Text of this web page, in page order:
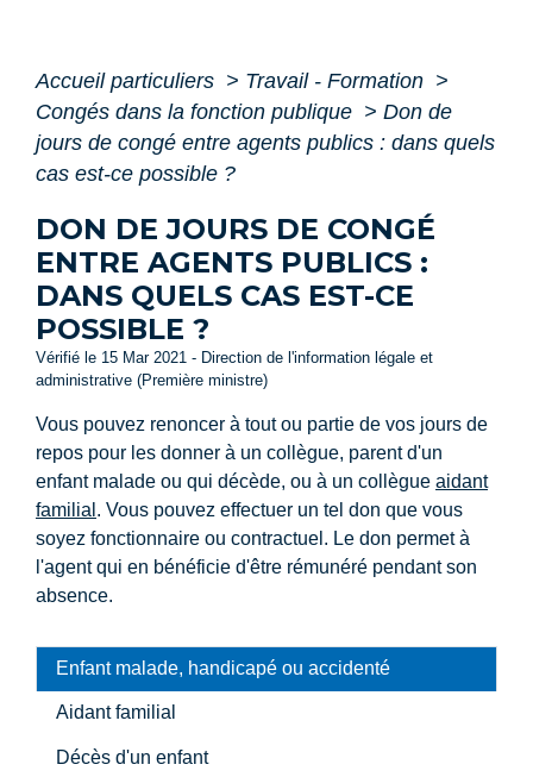
Accueil particuliers > Travail - Formation >
Congés dans la fonction publique > Don de
jours de congé entre agents publics : dans quels
cas est-ce possible ?
DON DE JOURS DE CONGÉ
ENTRE AGENTS PUBLICS :
DANS QUELS CAS EST-CE
POSSIBLE ?
Vérifié le 15 Mar 2021 - Direction de l'information légale et
administrative (Première ministre)
Vous pouvez renoncer à tout ou partie de vos jours de
repos pour les donner à un collègue, parent d'un
enfant malade ou qui décède, ou à un collègue aidant
familial . Vous pouvez effectuer un tel don que vous
soyez fonctionnaire ou contractuel. Le don permet à
l'agent qui en bénéficie d'être rémunéré pendant son
absence.
Enfant malade, handicapé ou accidenté
Aidant familial
Décès d'un enfant